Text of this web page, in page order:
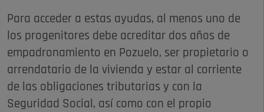
Para acceder a estas ayudas, al menos uno de
los progenitores debe acreditar dos años de
empadronamiento en Pozuelo, ser propietario o
arrendatario de la vivienda y estar al corriente
de las obligaciones tributarias y con la
Seguridad Social, así como con el propio